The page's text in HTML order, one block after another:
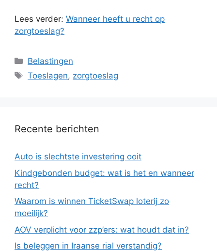
Lees verder: Wanneer heeft u recht op
zorgtoeslag?
Categorieën
Belastingen
Tags
Toeslagen, zorgtoeslag
Recente berichten
Auto is slechtste investering ooit
Kindgebonden budget: wat is het en wanneer
recht?
Waarom is winnen TicketSwap loterij zo
moeilijk?
AOV verplicht voor zzp’ers: wat houdt dat in?
Is beleggen in Iraanse rial verstandig?